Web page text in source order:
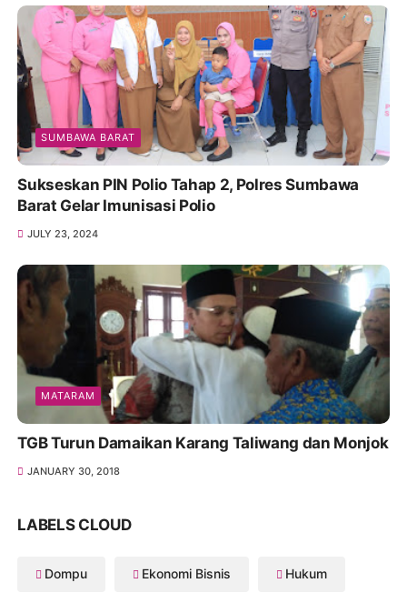
SUMBAWA BARAT
Sukseskan PIN Polio Tahap 2, Polres Sumbawa
Barat Gelar Imunisasi Polio
JULY 23, 2024
MATARAM
TGB Turun Damaikan Karang Taliwang dan Monjok
JANUARY 30, 2018
LABELS CLOUD
Dompu Ekonomi Bisnis Hukum